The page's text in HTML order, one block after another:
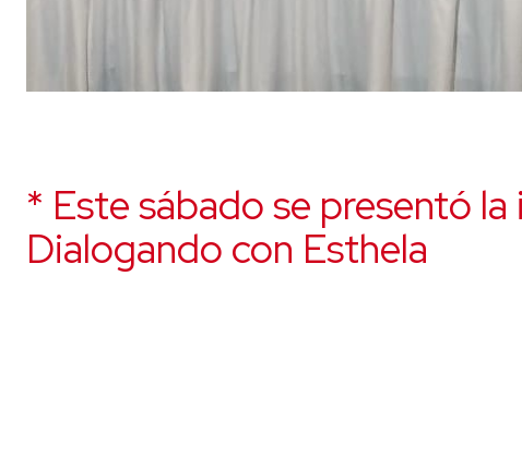
* Este sábado se presentó
Dialogando con Esthela